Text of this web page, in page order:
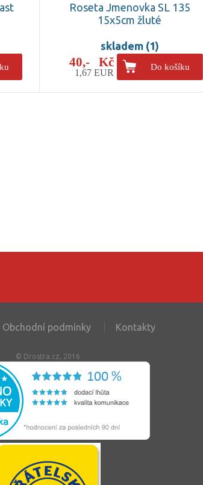
Roseta Jmenovka SL 135
15x5cm žluté
skladem (1)
40,- Kč
1,67 EUR
Do košíku
Obchodní podmínky Kontakty
© Drostra.cz, 2016